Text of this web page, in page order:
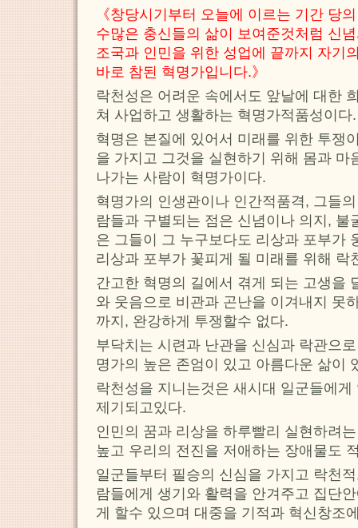
《창당시기부터 오늘에 이르는 기간 당
수많은 충신들의 삶이 보여준것처럼 신
조국과 인민을 위한 성업에 끝까지 자기
바로 참된 혁명가입니다.》
락천성은 어려운 속에서도 앞날에 대한
쳐 사업하고 생활하는 혁명가적품성이다.
혁명은 본질에 있어서 미래를 위한 투쟁
을 가지고 그것을 실현하기 위해 몸과 마
나가는 사람이 혁명가이다.
혁명가의 인생관이나 인간적품격, 그들
람들과 구별되는 점은 신념이나 의지, 불
은 그들이 그 누구보다도 리상과 포부가
리상과 포부가 꽃피게 될 미래를 위해 락
간고한 혁명의 길에서 겪게 되는 고생을
와 웃음으로 비관과 곤난을 이겨내지 못
까지, 완강하게 투쟁할수 없다.
부닥치는 시련과 난관을 신심과 락관으
명가의 높은 존엄이 있고 아름다운 삶이
락천성을 지니는것은 새시대 일군들에
제기되고있다.
인민의 꿈과 리상을 하루빨리 실현하려
높고 우리의 전진을 저애하는 장애물도
일군들부터 필승의 신심을 가지고 락천
람들에게 생기와 활력을 안겨주고 집단
게 할수 있으며 대중을 기적과 혁신창조